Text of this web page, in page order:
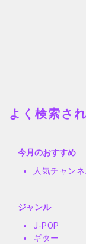
よく検索さ
今月のおすすめ
人気チャン
ジャンル
J-POP
ギター